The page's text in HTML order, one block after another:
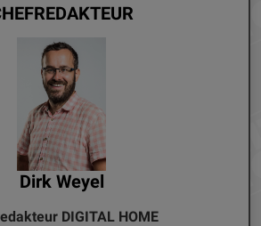
Dirk Weyel
DIGITAL HOME